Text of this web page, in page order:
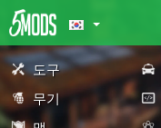
도구
무기